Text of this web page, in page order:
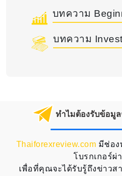
บทความ
บทความ
ทำไมต้องรับข้อมู
Thaiforexreview.com มีช่อง
โบรกเกอร์ผ่
เพื่อที่คุณจะได้รับรู้ถึงข่าวส